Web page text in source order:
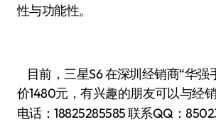
性与功能性。
目前，三星S6 在深圳经销商“华强
价1480元，有兴趣的朋友可以与经
电话：18825285585联系QQ：